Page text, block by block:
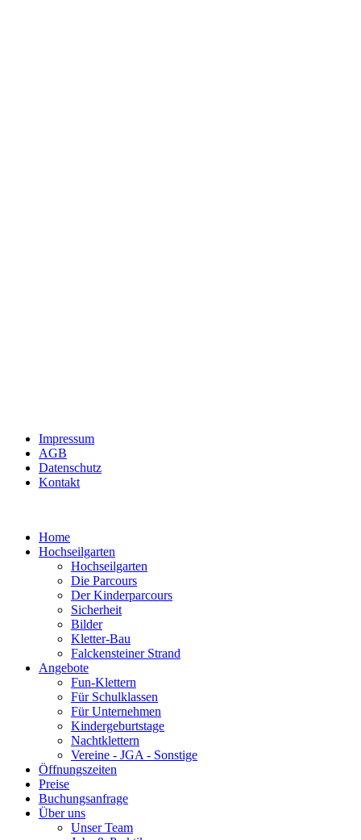
Impressum
AGB
Datenschutz
Kontakt
Home
Hochseilgarten
Hochseilgarten
Die Parcours
Der Kinderparcours
Sicherheit
Bilder
Kletter-Bau
Falckensteiner Strand
Angebote
Fun-Klettern
Für Schulklassen
Für Unternehmen
Kindergeburtstage
Nachtklettern
Vereine - JGA - Sonstige
Öffnungszeiten
Preise
Buchungsanfrage
Über uns
Unser Team